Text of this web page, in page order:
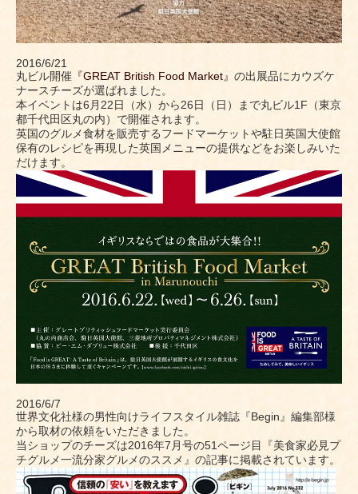
2016/6/21
丸ビル開催 『GREAT British Food Market』 の出展品にカウズケ
ナースチーズが選ばれました。
本イベントは6月22日（水）から26日（日）まで丸ビル1F（東京
都千代田区丸の内）で開催されます。
英国のグルメ食材を販売するフードマーケットや駐日英国大使館
保有のレシピを再現した英国メニューの提供などをお楽しみいた
だけます。
2016/6/7
世界文化社様の男性向けライフスタイル雑誌『Begin』編集部様
から取材の依頼をいただきました。
当ショップのチーズは2016年7月号の51ページ目『美食家必見プ
チグルメ一流分家グルメのススメ』の記事に掲載されています。